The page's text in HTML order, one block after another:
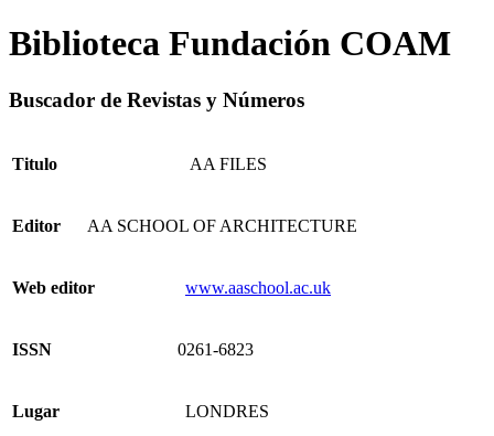
Biblioteca Fundación COAM
Buscador de Revistas y Números
Titulo AA FILES
Editor AA SCHOOL OF ARCHITECTURE
Web editor www.aaschool.ac.uk
ISSN 0261-6823
Lugar LONDRES